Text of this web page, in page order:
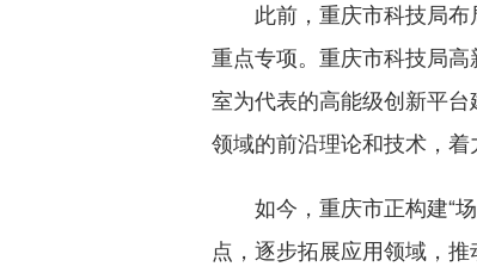
此前，重庆市科技局布
重点专项。重庆市科技局
室为代表的高能级创新平
领域的前沿理论和技术，着
如今，重庆市正构建“
点，逐步拓展应用领域，